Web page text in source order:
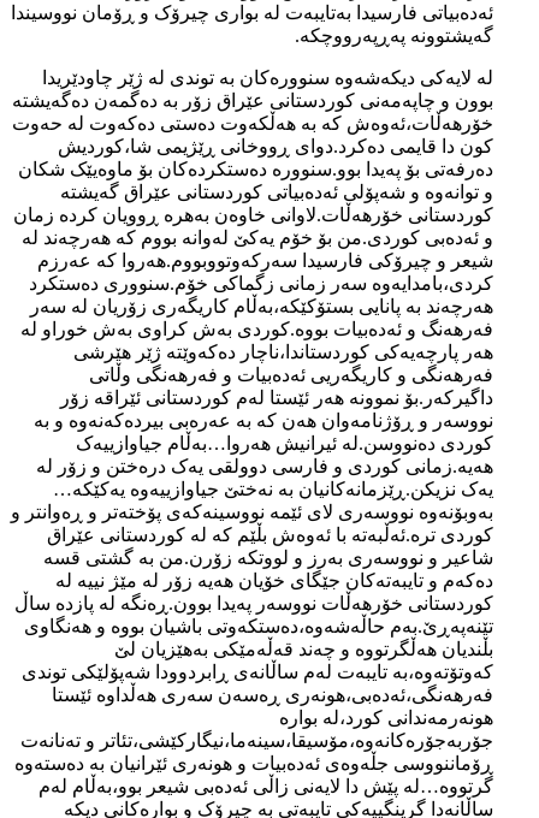
ئەدەبیاتی فارسیدا بەتایبەت لە بواری چیرۆک و ڕۆمان نووسیندا
گەیشتوونە پەڕپەرووچکە.
لە لایەکی دیکەشەوە سنوورەکان بە توندی لە ژێر چاودێریدا
بوون و چاپەمەنی کوردستانی عێراق زۆر بە دەگمەن دەگەیشتە
خۆرهەڵات،ئەوەش کە بە هەڵکەوت دەستی دەکەوت لە حەوت
کون دا قایمی دەکرد.دوای ڕووخانی ڕێژیمی شا،کوردیش
دەرفەتی بۆ پەیدا بوو.سنوورە دەستکردەکان بۆ ماوەیێک شکان
و توانەوە و شەپۆلی ئەدەبیاتی کوردستانی عێراق گەیشتە
کوردستانی خۆرهەڵات.لاوانی خاوەن بەهرە ڕوویان کردە زمان
و ئەدەبی کوردی.من بۆ خۆم یەکێ لەوانە بووم کە هەرچەند لە
شیعر و چیرۆکی فارسیدا سەرکەوتووبووم.هەروا کە عەرزم
کردی،بامدایەوە سەر زمانی زگماکی خۆم.سنووری دەستکرد
هەرچەند بە پانایی بستۆکێکە،بەڵام کاریگەری زۆریان لە سەر
فەرهەنگ و ئەدەبیات بووە.کوردی بەش کراوی بەش خوراو لە
هەر پارچەیەکی کوردستاندا،ناچار دەکەوێتە ژێر هێرشی
فەرهەنگی و کاریگەریی ئەدەبیات و فەرهەنگی وڵاتی
داگیرکەر.بۆ نموونە هەر ئێستا لەم کوردستانی ئێراقە زۆر
نووسەر و ڕۆژنامەوان هەن کە بە عەرەبی بیردەکەنەوە و بە
کوردی دەنووسن.لە ئیرانیش هەروا…بەڵام جیاوازییەک
هەیە.زمانی کوردی و فارسی دوولقی یەک درەختن و زۆر لە
یەک نزیکن.ڕێزمانەکانیان بە نەختێ جیاوازییەوە یەکێکە…
بەوبۆنەوە نووسەری لای ئێمە نووسینەکەی پۆختەتر و ڕەوانتر و
کوردی ترە.ئەڵبەتە با ئەوەش بڵێم کە لە کوردستانی عێراق
شاعیر و نووسەری بەرز و لووتکە زۆرن.من بە گشتی قسە
دەکەم و تایبەتەکان جێگای خۆیان هەیە زۆر لە مێژ نییە لە
کوردستانی خۆرهەڵات نووسەر پەیدا بوون.ڕەنگە لە پازدە ساڵ
تێنەپەڕێ.بەم حاڵەشەوە،دەستکەوتی باشیان بووە و هەنگاوی
بڵندیان هەڵگرتووە و چەند قەڵەمێکی بەهێزیان لێ
کەوتۆتەوە،بە تایبەت لەم ساڵانەی ڕابردوودا شەپۆلێکی توندی
فەرهەنگی،ئەدەبی،هونەری ڕەسەن سەری هەڵداوە ئێستا
هونەرمەندانی کورد،لە بوارە
جۆربەجۆرەکانەوە،مۆسیقا،سینەما،نیگارکێشی،تئاتر و تەنانەت
ڕۆماننووسی جڵەوەی ئەدەبیات و هونەری ئێرانیان بە دەستەوە
گرتووە…لە پێش دا لایەنی زاڵی ئەدەبی شیعر بوو،بەڵام لەم
ساڵانەدا گرینگییەکی تایبەتی بە چیرۆک و بوارەکانی دیکە